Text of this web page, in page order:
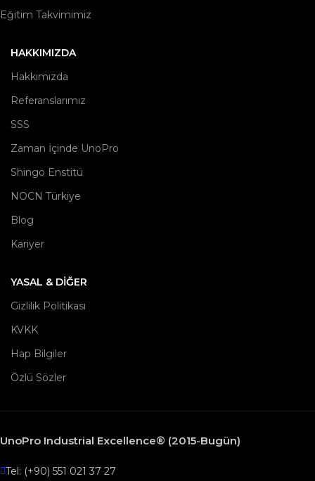
Eğitim Takvimimiz
HAKKIMIZDA
Hakkımızda
Referanslarımız
SSS
Zaman İçinde UnoPro
Shingo Enstitü
NOCN Türkiye
Blog
Kariyer
YASAL & DIĞER
Gizlilik Politikası
KVKK
Hap Bilgiler
Özlü Sözler
UnoPro Industrial Excellence® (2015-Bugün)
Tel: (+90) 551 021 37 27